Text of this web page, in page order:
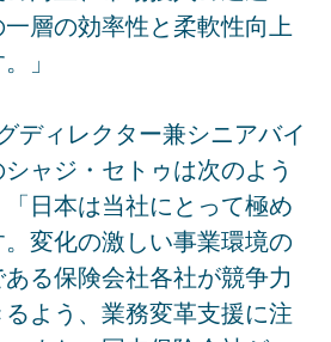
層の効率性と柔軟性向上
」
ディレクター兼シニアバイ
ャジ・セトゥは次のよう
日本は当社にとって極め
変化の激しい事業環境の
る保険会社各社が競争力
よう、業務変革支援に注